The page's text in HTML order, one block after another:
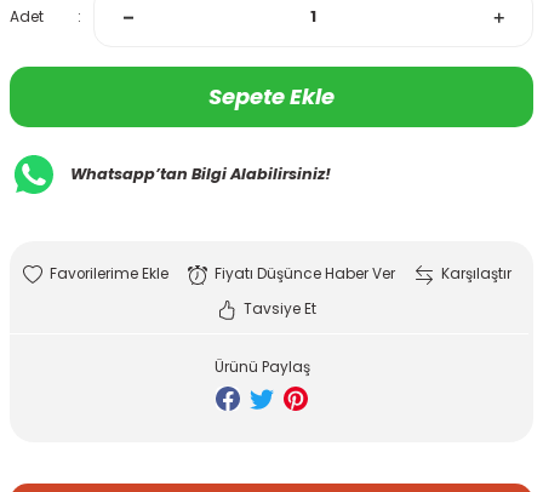
Adet
Sepete Ekle
Whatsapp’tan Bilgi Alabilirsiniz!
Fiyatı Düşünce Haber Ver
Karşılaştır
Tavsiye Et
Ürünü Paylaş